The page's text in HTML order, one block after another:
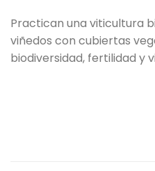
Practican una viticultura
viñedos con cubiertas
biodiversidad, fertilidad y